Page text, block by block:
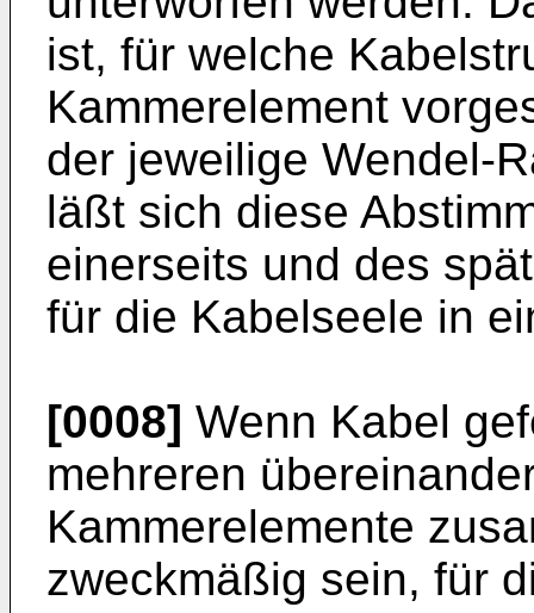
ist, für welche
Kammerelement
der jeweilige Wendel-
läßt sich diese
einerseits und des
für die Kabelseele in
[0008] Wenn Kabel
mehreren
Kammerelemente
zweckmäßig sein, für